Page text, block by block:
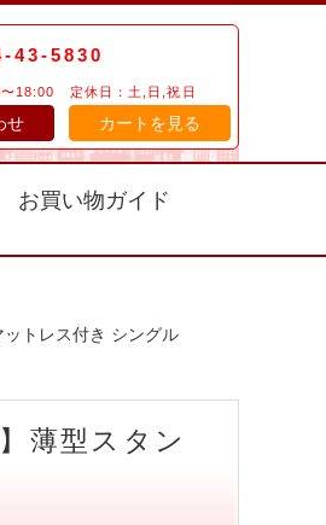
43-5830
18:00 定休日：土,日,祝日
せ カートを見る
お買い物ガイド
トレス付き シングル
薄型スタン